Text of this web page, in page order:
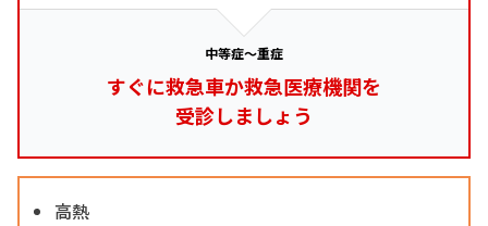
中等症～重症
すぐに救急車か救急医療機関を
受診しましょう
高熱